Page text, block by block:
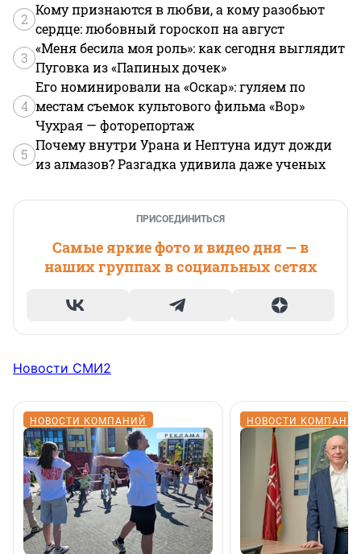
2
Кому признаются в любви, а кому разобьют
сердце: любовный гороскоп на август
3
«Меня бесила моя роль»: как сегодня выглядит
Пуговка из «Папиных дочек»
4
Его номинировали на «Оскар»: гуляем по
местам съемок культового фильма «Вор»
Чухрая — фоторепортаж
5
Почему внутри Урана и Нептуна идут дожди
из алмазов? Разгадка удивила даже ученых
ПРИСОЕДИНИТЬСЯ
Самые яркие фото и видео дня — в
наших группах в социальных сетях
Новости СМИ2
НОВОСТИ КОМПАНИЙ НОВОСТИ